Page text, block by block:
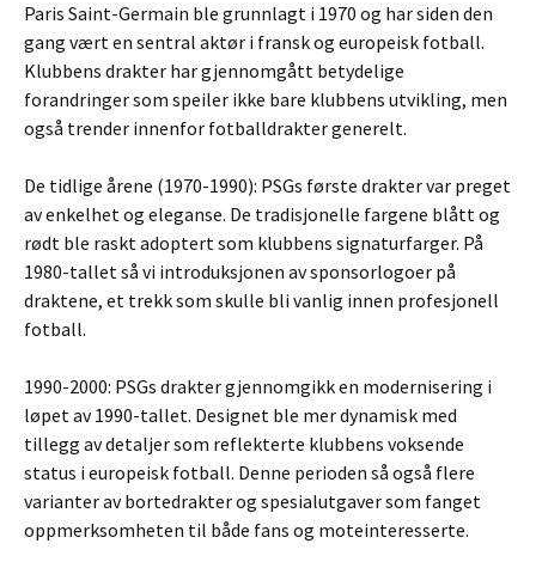
Paris Saint-Germain ble grunnlagt i 1970 og har siden den
gang vært en sentral aktør i fransk og europeisk fotball.
Klubbens drakter har gjennomgått betydelige
forandringer som speiler ikke bare klubbens utvikling, men
også trender innenfor fotballdrakter generelt.
De tidlige årene (1970-1990): PSGs første drakter var preget
av enkelhet og eleganse. De tradisjonelle fargene blått og
rødt ble raskt adoptert som klubbens signaturfarger. På
1980-tallet så vi introduksjonen av sponsorlogoer på
draktene, et trekk som skulle bli vanlig innen profesjonell
fotball.
1990-2000: PSGs drakter gjennomgikk en modernisering i
løpet av 1990-tallet. Designet ble mer dynamisk med
tillegg av detaljer som reflekterte klubbens voksende
status i europeisk fotball. Denne perioden så også flere
varianter av bortedrakter og spesialutgaver som fanget
oppmerksomheten til både fans og moteinteresserte.